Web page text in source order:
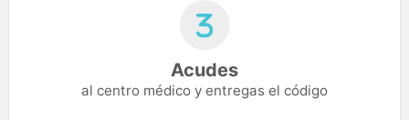
Acudes
al centro médico y entregas el código